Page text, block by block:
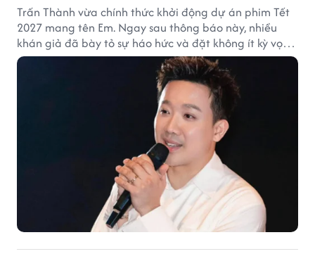
Trấn Thành vừa chính thức khởi động dự án phim Tết
2027 mang tên Em. Ngay sau thông báo này, nhiều
khán giả đã bày tỏ sự háo hức và đặt không ít kỳ vọng
vào bộ phim mới của Trấn Thành.